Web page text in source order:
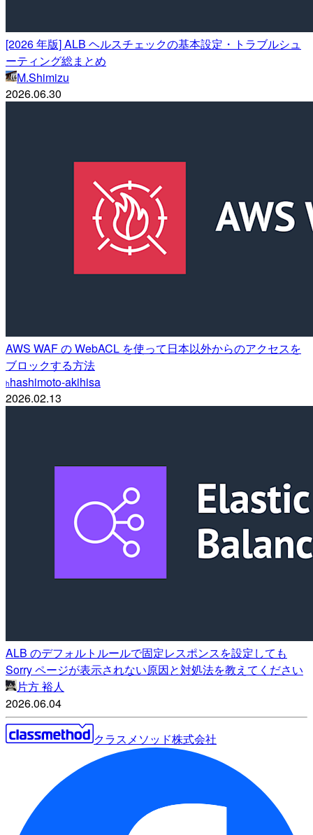
[2026 年版] ALB ヘルスチェックの基本設定・トラブルシュ
ーティング総まとめ
M.Shimizu
2026.06.30
AWS WAF の WebACL を使って日本以外からのアクセスを
ブロックする方法
hhashimoto-akihisa
2026.02.13
ALB のデフォルトルールで固定レスポンスを設定しても
Sorry ページが表示されない原因と対処法を教えてください
片方 裕人
2026.06.04
クラスメソッド株式会社